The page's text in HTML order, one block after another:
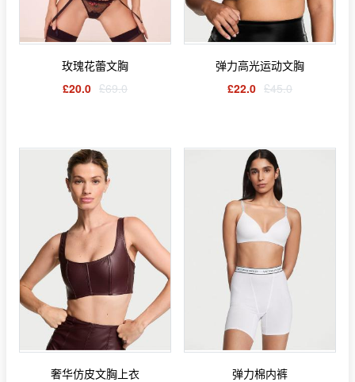
玫瑰花蕾文胸
£20.0 £69.0
弹力高光运动文胸
£22.0 £45.0
奢华仿皮文胸上衣
弹力棉内裤